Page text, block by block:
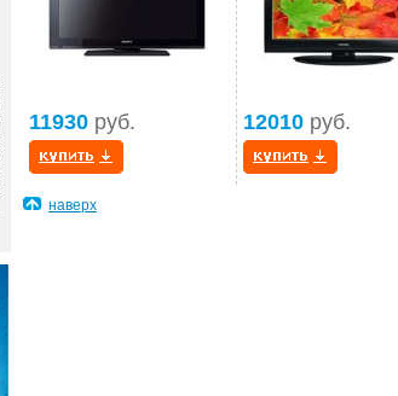
11930 руб. 12010 руб.
наверх